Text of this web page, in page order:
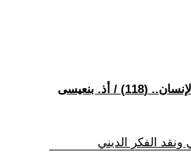
(12) في الدين والقيم والإنسان.. (118) / أذ. بنعيسى
ونقد الفكر الديني